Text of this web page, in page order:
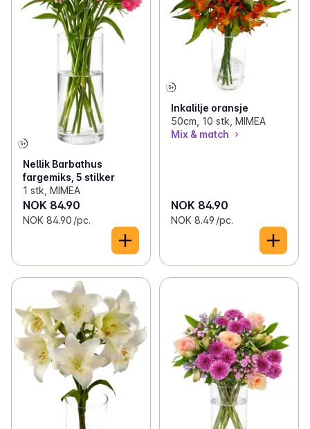
Nellik Barbathus
fargemiks, 5 stilker
1 stk, MIMEA
NOK 84.90
NOK 84.90 /pc.
Inkalilje oransje
50cm, 10 stk, MIMEA
Mix & match
NOK 84.90
NOK 8.49 /pc.